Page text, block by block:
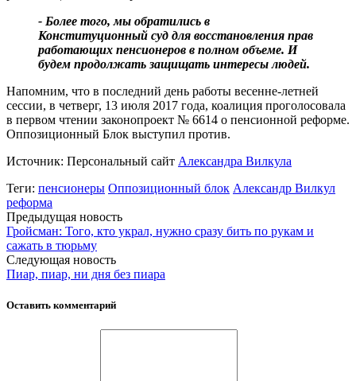
- Более того, мы обратились в
Конституционный суд для восстановления прав
работающих пенсионеров в полном объеме. И
будем продолжать защищать интересы людей.
Напомним, что в последний день работы весенне-летней
сессии, в четверг, 13 июля 2017 года, коалиция проголосовала
в первом чтении законопроект № 6614 о пенсионной реформе.
Оппозиционный Блок выступил против.
Источник: Персональный сайт Александра Вилкула
Теги: пенсионеры Оппозиционный блок Александр Вилкул
реформа
Предыдущая новость
Гройсман: Того, кто украл, нужно сразу бить по рукам и
сажать в тюрьму
Следующая новость
Пиар, пиар, ни дня без пиара
Оставить комментарий